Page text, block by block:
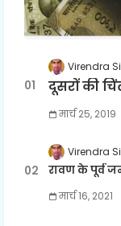
Virendra
दूसरों की
मार्च 25, 2019
Virendra
रावण के पूर्व
मार्च 16, 2021